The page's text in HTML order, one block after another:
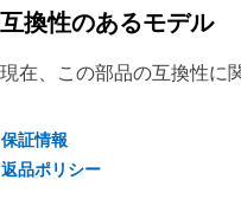
互換性のあるモデル
現在、この部品の互換性に
保証情報
返品ポリシー